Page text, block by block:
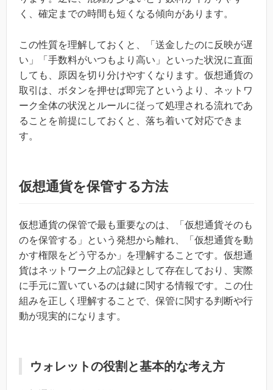
く、確定までの時間も短くなる傾向があります。
この性質を理解しておくと、「送金したのに反映が遅
い」「手数料がいつもより高い」といった状況に直面
しても、原因を切り分けやすくなります。仮想通貨の
取引は、ボタンを押せば即完了というより、ネットワ
ーク全体の状況とルールに従って処理される流れであ
ることを前提にしておくと、落ち着いて対応できま
す。
仮想通貨を保管する方法
仮想通貨の保管で最も重要なのは、「仮想通貨そのも
のを保管する」という発想から離れ、「仮想通貨を動
かす権限をどう守るか」を理解することです。仮想通
貨はネットワーク上の記録として存在しており、実際
に手元に置いているのは鍵に関する情報です。この仕
組みを正しく理解することで、保管に関する判断や行
動が現実的になります。
ウォレットの役割と基本的な考え方